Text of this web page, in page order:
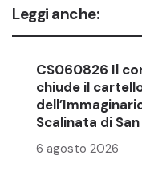
Leggi anche:
CS060826 Il
chiude il
Scalinata di
6 agosto 2026